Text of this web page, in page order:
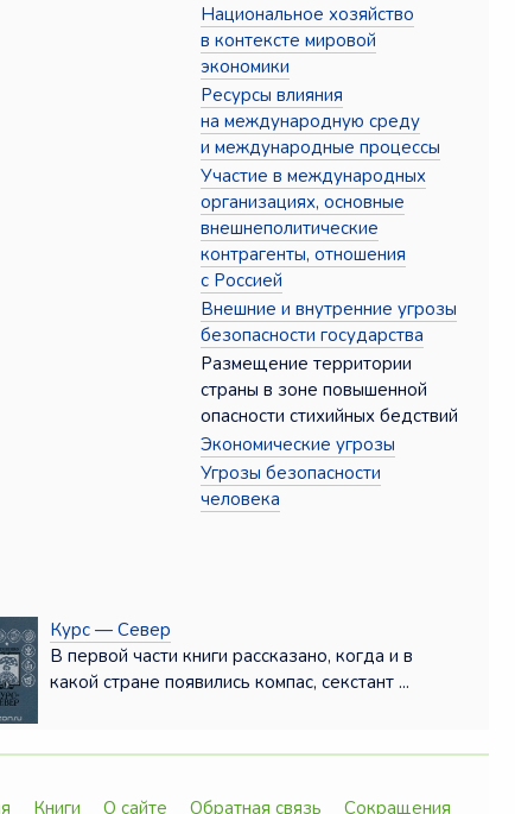
Национальное хозяйство
в контексте мировой
экономики
Ресурсы влияния
на международную среду
и международные процессы
Участие в международных
организациях, основные
внешнеполитические
контрагенты, отношения
с Россией
Внешние и внутренние угрозы
безопасности государства
Размещение территории
страны в зоне повышенной
опасности стихийных бедствий
Экономические угрозы
Угрозы безопасности
человека
Курс — Север
В первой части книги рассказано, когда и в
какой стране появились компас, секстант ...
Книги О сайте Обратная связь Сокращения